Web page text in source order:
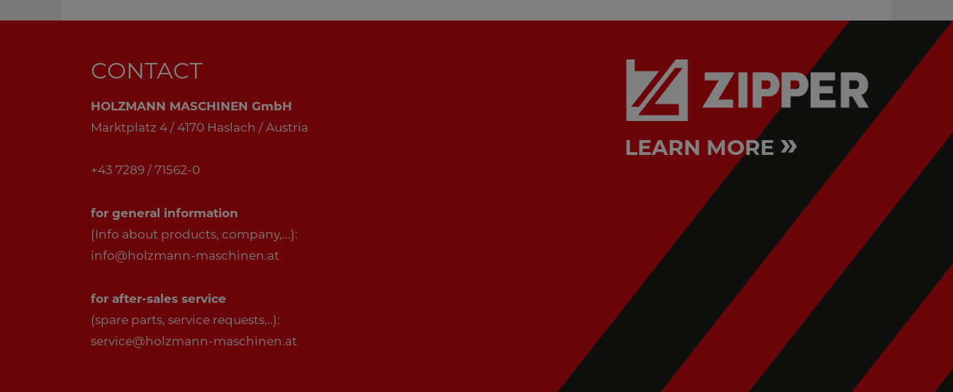
CONTACT
HOLZMANN MASCHINEN GmbH
Marktplatz 4 / 4170 Haslach / Austria
+43 7289 / 71562-0
for general information
(Info about products, company,...):
info@holzmann-maschinen.at
for after-sales service
(spare parts, service requests,..):
service@holzmann-maschinen.at
LEARN MORE »